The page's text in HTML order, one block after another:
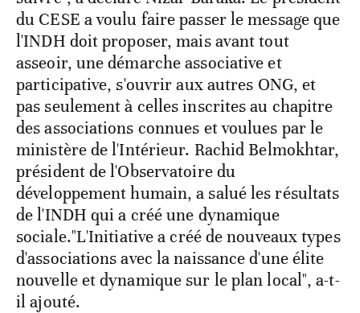
du CESE a voulu faire passer le message que
l'INDH doit proposer, mais avant tout
asseoir, une démarche associative et
participative, s'ouvrir aux autres ONG, et
pas seulement à celles inscrites au chapitre
des associations connues et voulues par le
ministère de l'Intérieur. Rachid Belmokhtar,
président de l'Observatoire du
développement humain, a salué les résultats
de l'INDH qui a créé une dynamique
sociale."L'Initiative a créé de nouveaux types
d'associations avec la naissance d'une élite
nouvelle et dynamique sur le plan local", a-t-
il ajouté.